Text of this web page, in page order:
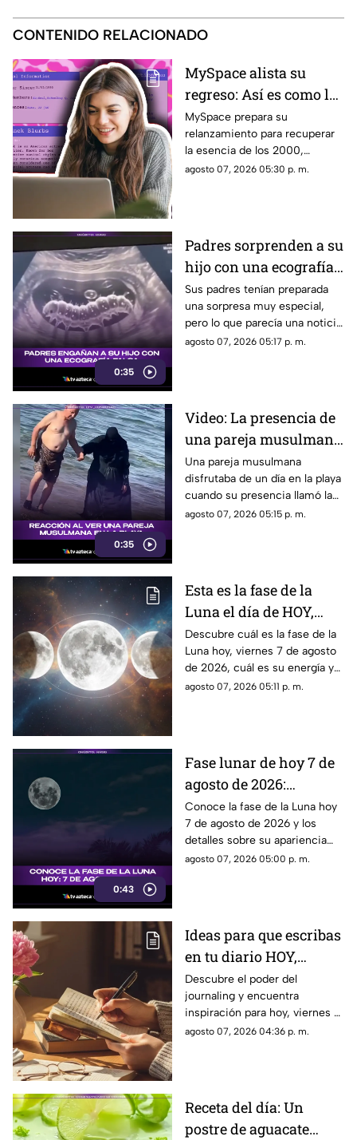
CONTENIDO RELACIONADO
MySpace alista su
regreso: Así es como la
icónica red social
busca volver y revivir
la esencia de los años
2000
MySpace prepara su
relanzamiento para recuperar
la esencia de los 2000,
conectando a músicos y
agosto 07, 2026 05:30 p. m.
0:35
Padres sorprenden a su
hijo con una ecografía
falsa y su reacción se
vuelve inolvidable
Sus padres tenían preparada
una sorpresa muy especial,
pero lo que parecía una noticia
increíble terminó siendo una
agosto 07, 2026 05:17 p. m.
0:35
Video: La presencia de
una pareja musulmana
en la playa provoca
reacciones
Una pareja musulmana
disfrutaba de un día en la playa
cuando su presencia llamó la
atención de los presentes.
agosto 07, 2026 05:15 p. m.
Esta es la fase de la
Luna el día de HOY,
viernes 7 de agosto de
2026: ¿Cómo se verá el
astro durante la noche?
Descubre cuál es la fase de la
Luna hoy, viernes 7 de agosto
de 2026, cuál es su energía y
cómo nos podría afectar.
agosto 07, 2026 05:11 p. m.
0:43
Fase lunar de hoy 7 de
agosto de 2026:
descubre cómo luce la
Luna y su significado
Conoce la fase de la Luna hoy
7 de agosto de 2026 y los
detalles sobre su apariencia
durante esta jornada.
agosto 07, 2026 05:00 p. m.
Ideas para que escribas
en tu diario HOY,
viernes 7 de junio de
2026: Usa este journal
prompt y termina tu
día lleno de gratitud
Descubre el poder del
journaling y encuentra
inspiración para hoy, viernes 7
de junio de 2026. Un prompt
agosto 07, 2026 04:36 p. m.
Receta del día: Un
postre de aguacate